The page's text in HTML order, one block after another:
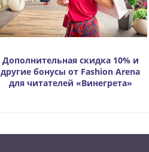
Дополнительная скидка 10% и
другие бонусы от Fashion Arena
для читателей «Винегрета»